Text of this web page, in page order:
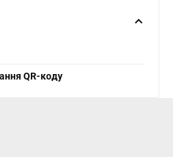
QR-коду